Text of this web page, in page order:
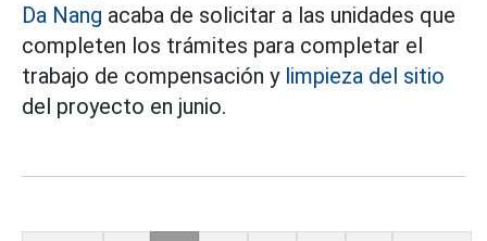
Da Nang acaba de solicitar a las unidades que
completen los trámites para completar el
trabajo de compensación y limpieza del sitio
del proyecto en junio.